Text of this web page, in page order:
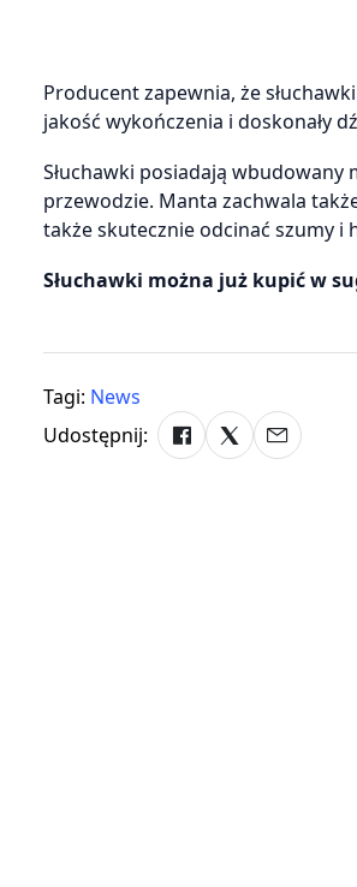
Producent zapewnia, że
jakość wykończenia i doskonały
Słuchawki posiadają
przewodzie. Manta zachwala
także skutecznie odcinać szumy i
Słuchawki można już kupić w
Tagi: News
Udostępnij: